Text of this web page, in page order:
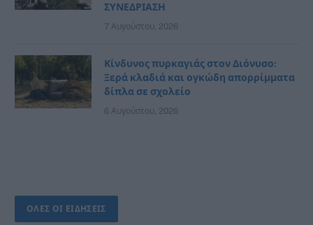
ΣΥΝΕΔΡΙΑΣΗ
7 Αυγούστου, 2026
Κίνδυνος πυρκαγιάς στον Διόνυσο:
Ξερά κλαδιά και ογκώδη απορρίμματα
δίπλα σε σχολείο
6 Αυγούστου, 2026
ΟΛΕΣ ΟΙ ΕΙΔΗΣΕΙΣ